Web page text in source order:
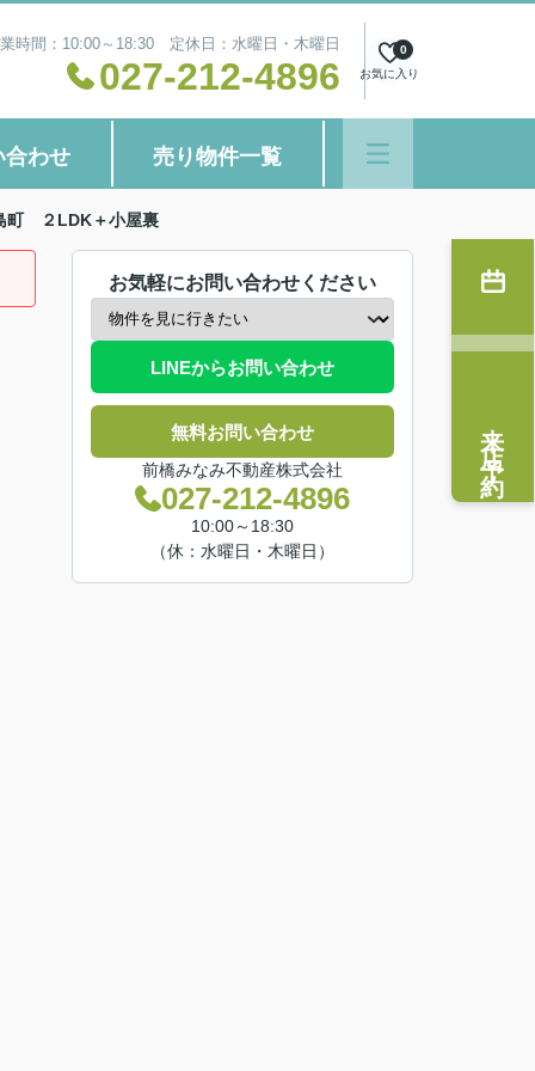
時間：10:00～18:30 定休日：水曜日・木曜日
027-212-4896 お気に入り
0
合わせ 売り物件一覧
町 ２LDK＋小屋裏
お気軽にお問い合わせください
LINEからお問い合わせ
無料お問い合わせ
前橋みなみ不動産株式会社
027-212-4896
10:00～18:30
（休：水曜日・木曜日）
来店予約